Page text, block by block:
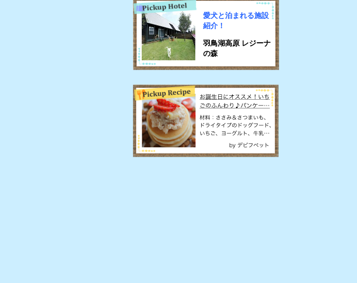
愛犬と泊まれる施設
紹介！
羽鳥湖高原 レジーナ
の森